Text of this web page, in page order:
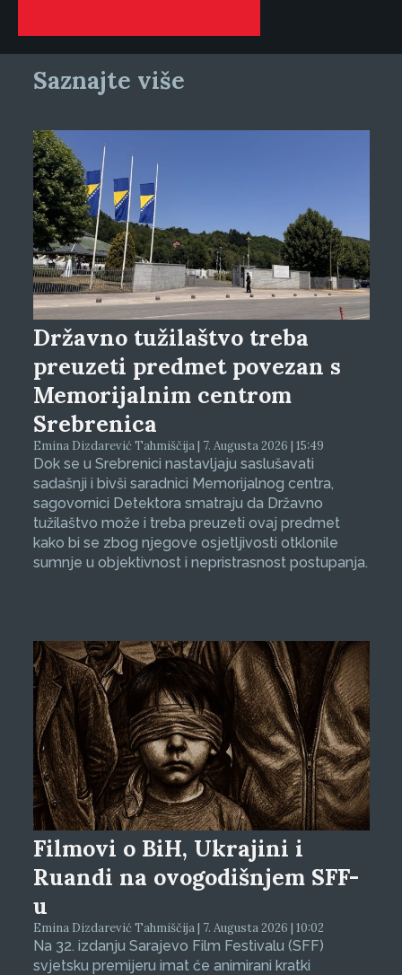
Saznajte više
Državno tužilaštvo treba
preuzeti predmet povezan s
Memorijalnim centrom
Srebrenica
Emina Dizdarević Tahmiščija | 7. Augusta 2026 | 15:49
Dok se u Srebrenici nastavljaju saslušavati
sadašnji i bivši saradnici Memorijalnog centra,
sagovornici Detektora smatraju da Državno
tužilaštvo može i treba preuzeti ovaj predmet
kako bi se zbog njegove osjetljivosti otklonile
sumnje u objektivnost i nepristrasnost postupanja.
Filmovi o BiH, Ukrajini i
Ruandi na ovogodišnjem SFF-
u
Emina Dizdarević Tahmiščija | 7. Augusta 2026 | 10:02
Na 32. izdanju Sarajevo Film Festivalu (SFF)
svjetsku premijeru imat će animirani kratki